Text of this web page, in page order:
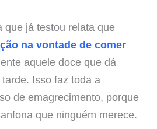
que já testou relata que
na vontade de comer
aquele doce que dá
Isso faz toda a
de emagrecimento, porque
que ninguém merece.